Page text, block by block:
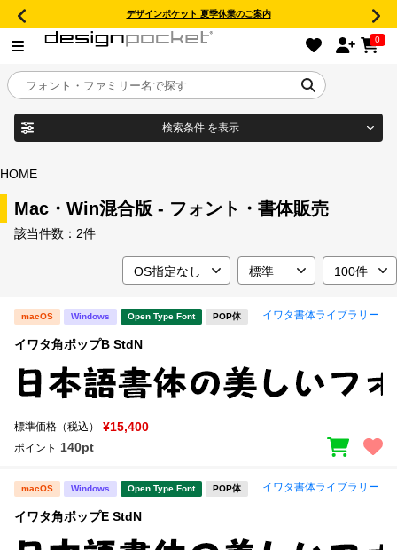
デザインポケット 夏季休業のご案内
0
目的別フォントガイド
キャンペーン一覧
新着一覧
カート 0
検索条件 を表示
商品名
フォント形式
タイプフェイス
丸ゴシック
宋朝体 清朝体
教科書体
HOME
Mac・Win混合版 - フォント・書体販売
該当件数： 2件
macOS Windows Open Type Font POP体 イワタ書体ライブラリー
イワタ角ポップB StdN
標準価格（税込） ¥15,400
ポイント 140pt
macOS Windows Open Type Font POP体 イワタ書体ライブラリー
イワタ角ポップE StdN